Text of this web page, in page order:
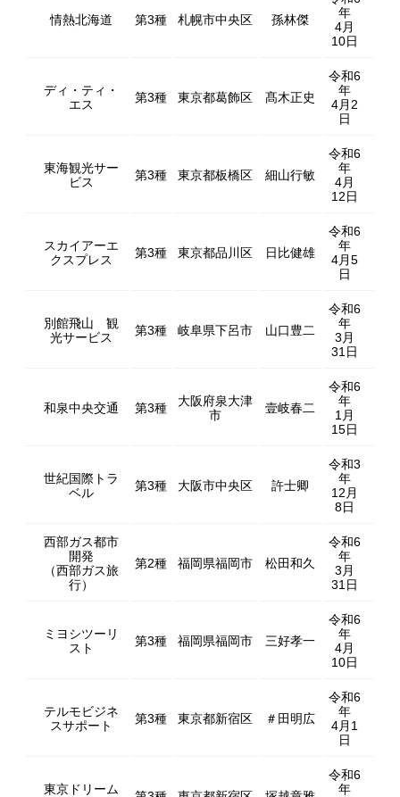
情熱北海道 第3種 札幌市中央区 孫林傑
年
4月
10日
ディ・ティ・
エス
第3種 東京都葛飾区 髙木正史
令和6
年
4月2
日
東海観光サー
ビス
第3種 東京都板橋区 細山行敏
令和6
年
4月
12日
スカイアーエ
クスプレス
第3種 東京都品川区 日比健雄
令和6
年
4月5
日
別館飛山 観
光サービス
第3種 岐阜県下呂市 山口豊二
令和6
年
3月
31日
和泉中央交通 第3種
大阪府泉大津
市
壹岐春二
令和6
年
1月
15日
世紀国際トラ
ベル
第3種 大阪市中央区 許士卿
令和3
年
12月
8日
西部ガス都市
開発
（西部ガス旅
行）
第2種 福岡県福岡市 松田和久
令和6
年
3月
31日
ミヨシツーリ
スト
第3種 福岡県福岡市 三好孝一
令和6
年
4月
10日
テルモビジネ
スサポート
第3種 東京都新宿区 ＃田明広
令和6
年
4月1
日
東京ドリーム
令和6
年